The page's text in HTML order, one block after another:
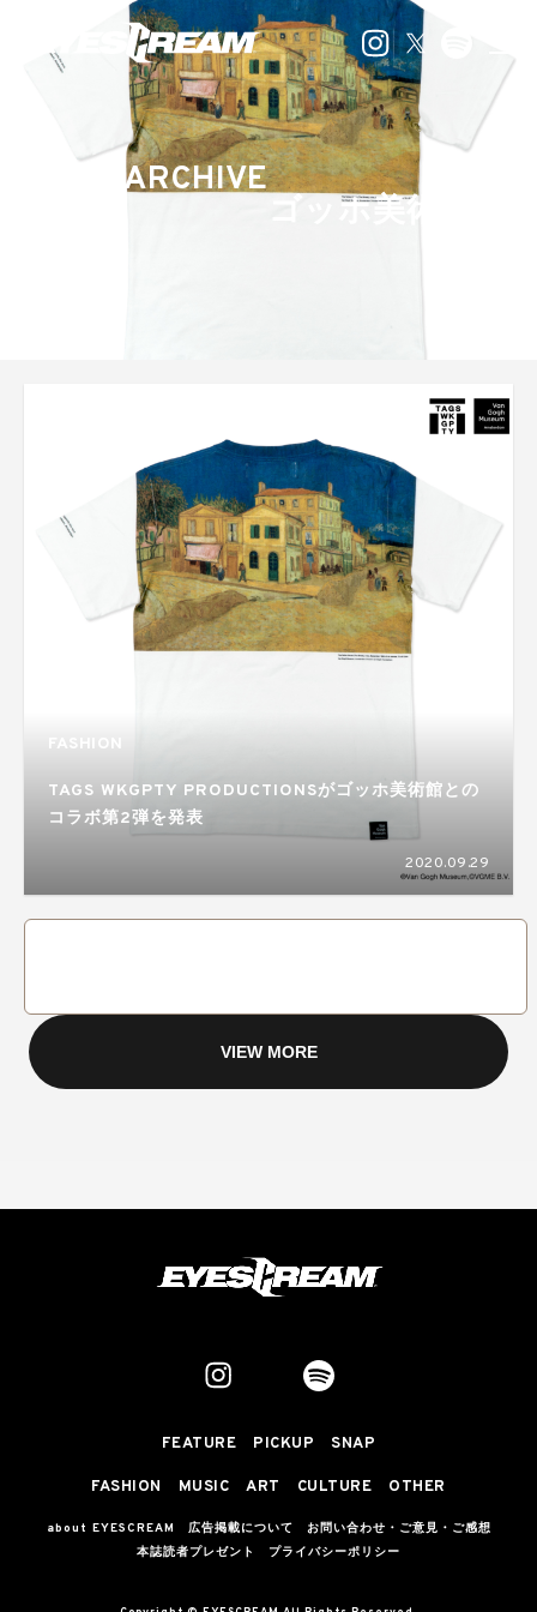
ARCHIVE
ゴッホ美術館
FASHION
TAGS WKGPTY PRODUCTIONSがゴッホ美術館との
コラボ第2弾を発表
2020.09.29
VIEW MORE
FEATURE PICKUP SNAP
FASHION MUSIC ART CULTURE OTHER
about EYESCREAM 広告掲載について
お問い合わせ・ご意見・ご感想
本誌読者プレゼント
プライバシーポリシー